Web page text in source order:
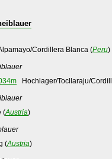
Cordillera Blanca (Peru)
Hochlager/Tocllaraju/
(Austria)
(Austria)